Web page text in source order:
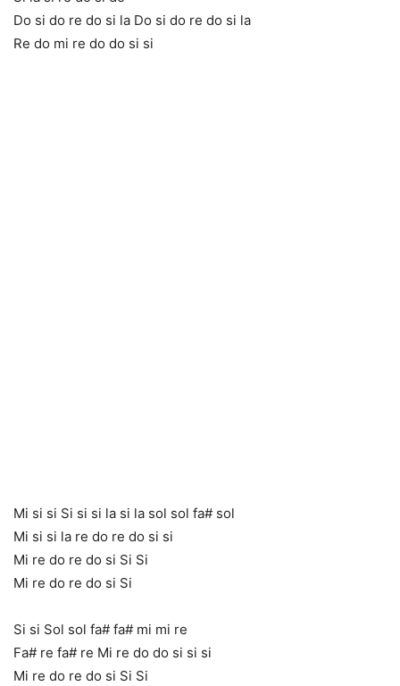
Do si do re do si la Do si do re do si la
Re do mi re do do si si
Mi si si Si si si la si la sol sol fa# sol
Mi si si la re do re do si si
Mi re do re do si Si Si
Mi re do re do si Si
Si si Sol sol fa# fa# mi mi re
Fa# re fa# re Mi re do do si si si
Mi re do re do si Si Si